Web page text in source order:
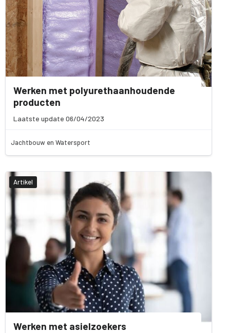
Werken met polyurethaanhoudende
producten
Laatste update 06/04/2023
Jachtbouw en Watersport
Artikel
Werken met asielzoekers